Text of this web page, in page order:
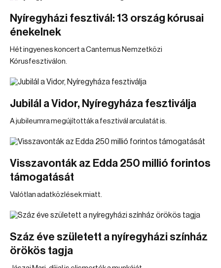
Nyíregyházi fesztivál: 13 ország kórusai
énekelnek
Hét ingyenes koncert a Cantemus Nemzetközi
Kórusfesztiválon.
Jubilál a Vidor, Nyíregyháza fesztiválja
A jubileumra megújították a fesztivál arculatát is.
Visszavonták az Edda 250 millió forintos
támogatását
Valótlan adatközlések miatt.
Száz éve született a nyíregyházi színház
örökös tagja